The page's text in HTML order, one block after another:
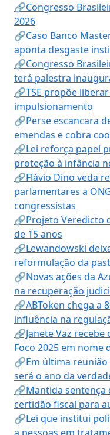
🔗Congresso
2026
🔗Caso Banco
aponta desgaste
🔗Congresso
terá palestra
🔗TSE propõe
impulsionamento
🔗Perse escancara
emendas e cobra
🔗Lei reforça papel
proteção à infância
🔗Flávio Dino veda
parlamentares a
congressistas
🔗Projeto Veredicto
de 15 anos
🔗Lewandowski
reformulação da
🔗Novas ações da
na recuperação
🔗ABToken chega a
influência na
🔗Janete Vaz recebe
Foco 2025 em nome
🔗Em última reunião
será o ano da
🔗Mantida sentença
certidão fiscal para
🔗Lei que institui